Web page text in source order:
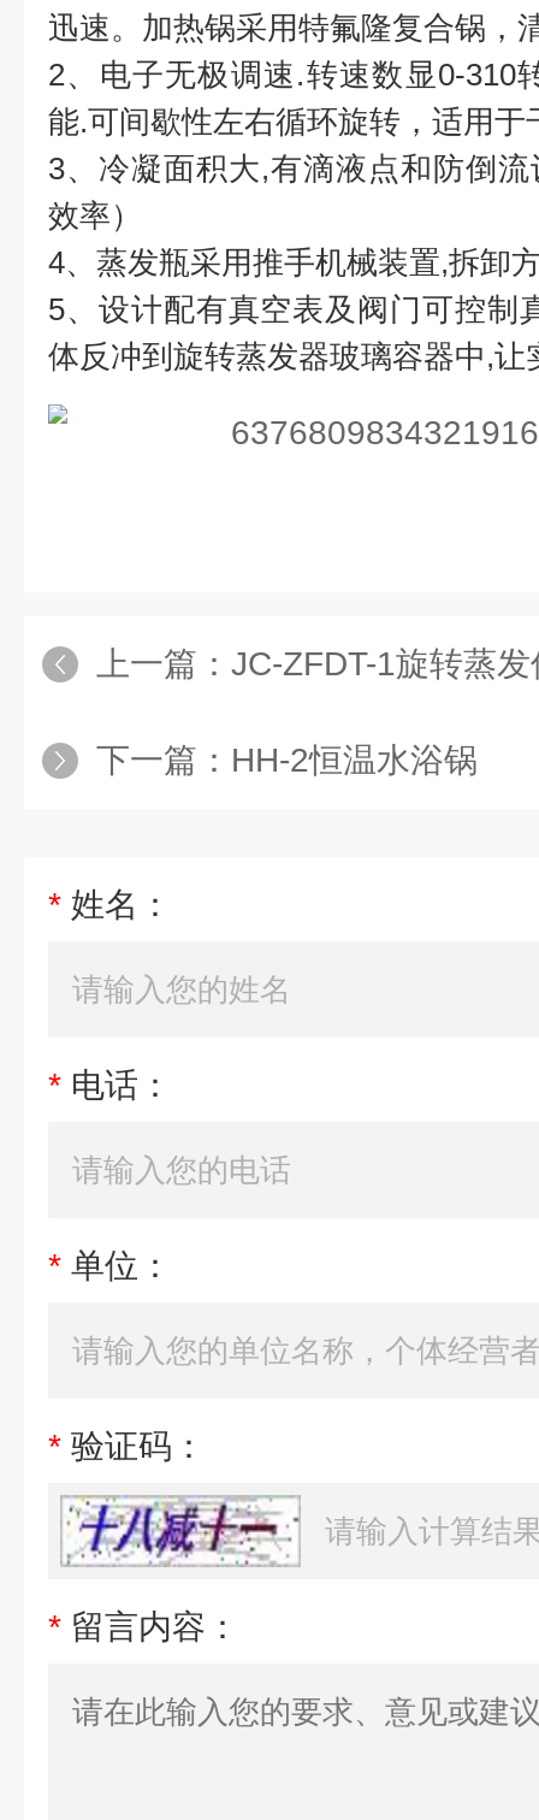
迅速。加热锅采用特氟隆复合锅，
2、电子无极调速.转速数显0-310
能.可间歇性左右循环旋转，适用于
3、冷凝面积大,有滴液点和防倒
效率）
4、蒸发瓶采用推手机械装置,拆卸
5、设计配有真空表及阀门可控制
体反冲到旋转蒸发器玻璃容器中,让
上一篇： JC-ZFDT-1旋转蒸发
下一篇： HH-2恒温水浴锅
* 姓名：
* 电话：
* 单位：
* 验证码：
* 留言内容：